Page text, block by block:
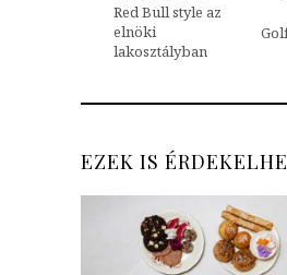
Red Bull style az
elnöki
lakosztályban
EZEK IS